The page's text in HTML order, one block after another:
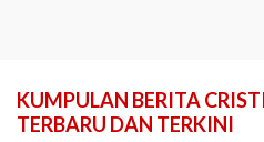
KUMPULAN BERITA
TERBARU DAN TERKINI